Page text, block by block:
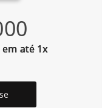
até 1x